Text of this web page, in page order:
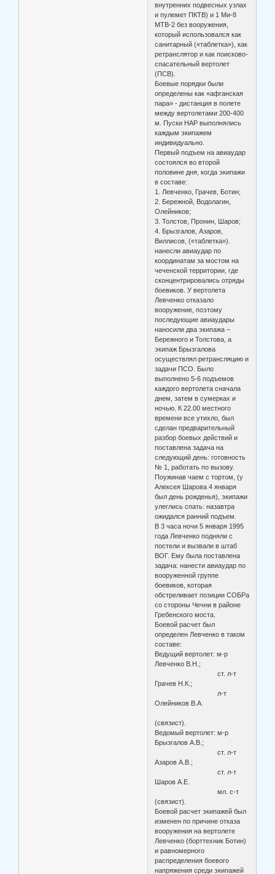
внутренних подвесных узлах
и пулемет ПКТВ) и 1 Ми-8
МТВ-2 без вооружения,
который использовался как
санитарный («таблетка»), как
ретранслятор и как поисково-
спасательный вертолет
(ПСВ).
Боевые порядки были
определены как «афганская
пара» - дистанция в полете
между вертолетами 200-400
м. Пуски НАР выполнялись
каждым экипажем
индивидуально.
Первый подъем на авиаудар
состоялся во второй
половине дня, когда экипажи
в составе:
1. Левченко, Грачев, Ботин;
2. Бережной, Водолагин,
Олейников;
3. Толстов, Пронин, Шаров;
4. Брызгалов, Азаров,
Виллисов, («таблетка»).
нанесли авиаудар по
координатам за мостом на
чеченской территории, где
сконцентрировались отряды
боевиков. У вертолета
Левченко отказало
вооружение, поэтому
последующие авиаудары
наносили два экипажа –
Бережного и Толстова, а
экипаж Брызгалова
осуществлял ретрансляцию и
задачи ПСО. Было
выполнено 5-6 подъемов
каждого вертолета сначала
днем, затем в сумерках и
ночью. К 22.00 местного
времени все утихло, был
сделан предварительный
разбор боевых действий и
поставлена задача на
следующий день: готовность
№ 1, работать по вызову.
Поужинав чаем с тортом, (у
Алексея Шарова 4 января
был день рожденья), экипажи
улеглись спать: назавтра
ожидался ранний подъем.
В 3 часа ночи 5 января 1995
года Левченко подняли с
постели и вызвали в штаб
ВОГ. Ему была поставлена
задача: нанести авиаудар по
вооруженной группе
боевиков, которая
обстреливает позиции СОБРа
со стороны Чечни в районе
Гребенского моста.
Боевой расчет был
определен Левченко в таком
составе:
Ведущий вертолет: м-р
Левченко В.Н.;
ст. л-т
Грачев Н.К.;
л-т
Олейников В.А.
(связист).
Ведомый вертолет: м-р
Брызгалов А.В.;
ст. л-т
Азаров А.В.;
ст. л-т
Шаров А.Е.
мл. с-т
(связист).
Боевой расчет экипажей был
изменен по причине отказа
вооружения на вертолете
Левченко (борттехник Ботин)
и равномерного
распределения боевого
напряжения среди экипажей